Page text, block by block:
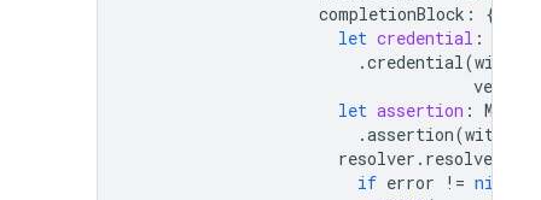
completionBlock : {
let credential :
.credential(
let assertion :
.assertion(with
resolver .
if error != nil